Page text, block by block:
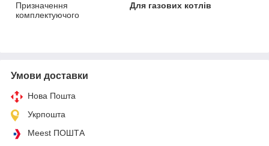
Призначення
комплектуючого
Для газових котлів
Умови доставки
Нова Пошта
Укрпошта
Meest ПОШТА